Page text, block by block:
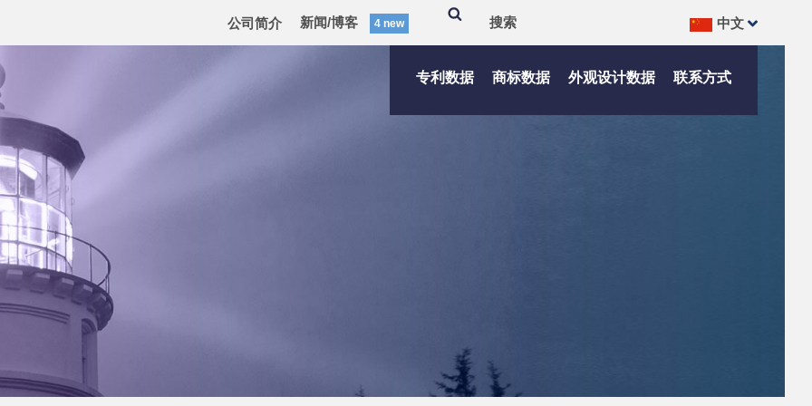
公司简介 新闻/博客 4 new
搜
索
中文
专利数据 商标数据 外观设计数据 联系方式